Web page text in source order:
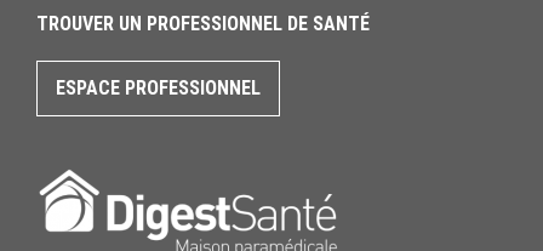
TROUVER UN PROFESSIONNEL DE SANTÉ
ESPACE PROFESSIONNEL